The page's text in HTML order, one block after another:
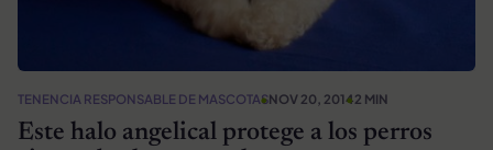
TENENCIA RESPONSABLE DE MASCOTASNOV 20, 20142 MIN
Este halo angelical protege a los perros